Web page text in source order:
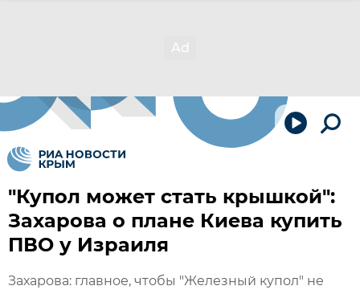
"Купол может стать крышкой":
Захарова о плане Киева купить
ПВО у Израиля
Захарова: главное, чтобы "Железный купол" не